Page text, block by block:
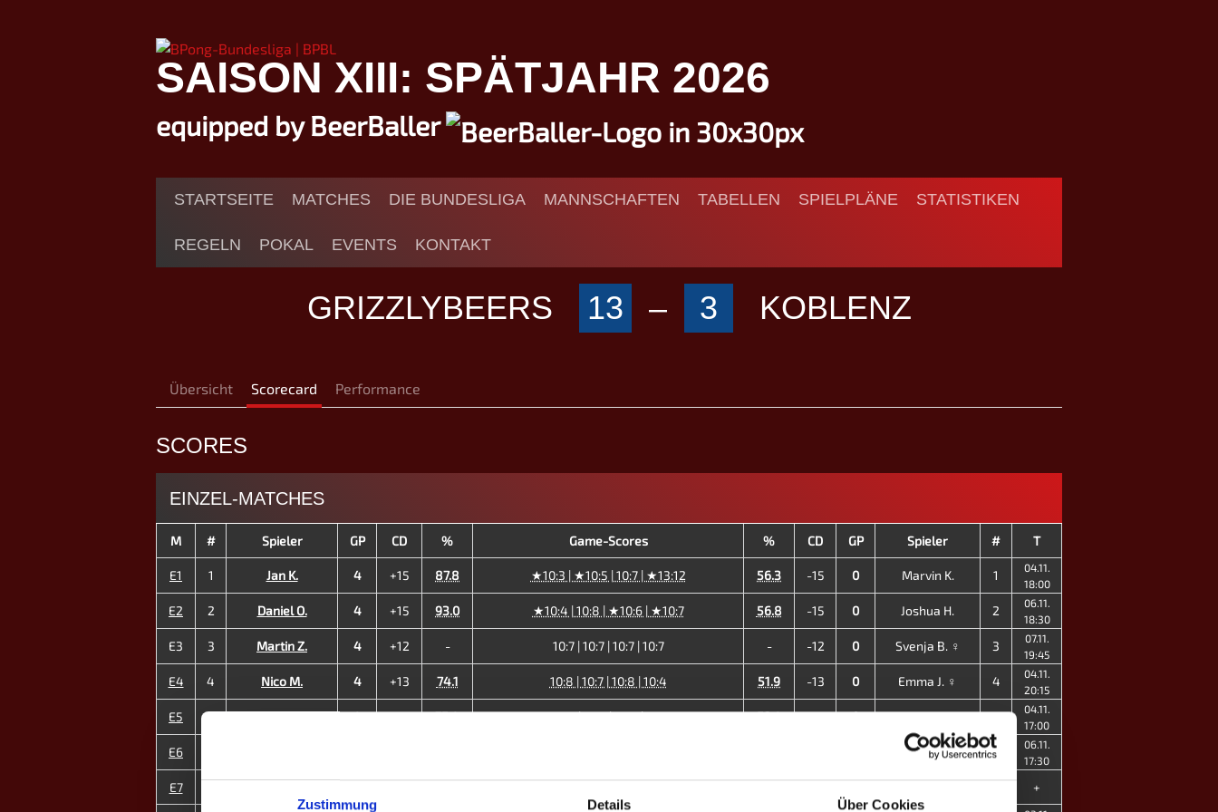
Zustimmung Details Über Cookies
SAISON XIII: SPÄTJAHR 2026
equipped by BeerBaller
STARTSEITE MATCHES DIE BUNDESLIGA MANNSCHAFTEN TABELLEN SPIELPLÄNE STATISTIKEN
REGELN POKAL EVENTS KONTAKT
GRIZZLYBEERS 13 – 3 KOBLENZ
Übersicht Scorecard Performance
SCORES
EINZEL-MATCHES
M # Spieler GP CD % Game-Scores % CD GP Spieler # T
E1 1 Jan K. 4 +15 87.8 ★10:3 | ★10:5 | 10:7 | ★13:12 56.3 -15 0 Marvin K. 1
04.11.
18:00
E2 2 Daniel O. 4 +15 93.0 ★10:4 | 10:8 | ★10:6 | ★10:7 56.8 -15 0 Joshua H. 2
06.11.
18:30
E3 3 Martin Z. 4 +12 - 10:7 | 10:7 | 10:7 | 10:7 - -12 0 Svenja B. ♀ 3
07.11.
19:45
E4 4 Nico M. 4 +13 74.1 10:8 | 10:7 | 10:8 | 10:4 51.9 -13 0 Emma J. ♀ 4
04.11.
20:15
E5 5 Dennis M. 4 +12 75.4 16:15 | 10:6 | 10:8 | 10:4 52.4 -12 0 Felix W. 5
04.11.
17:00
E6 Dennis A. 7
06.11.
17:30
E7 +